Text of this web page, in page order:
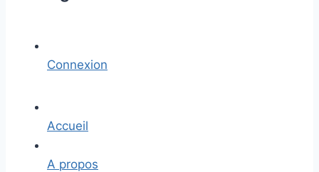
Connexion
Accueil
A propos